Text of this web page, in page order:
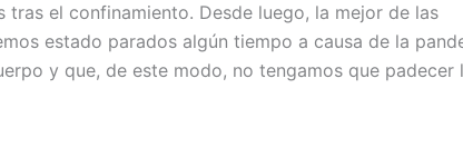
el confinamiento. Desde luego, la mejor de las
estado parados algún tiempo a causa de la
y que, de este modo, no tengamos que padecer